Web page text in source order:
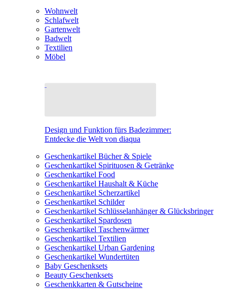
Wohnwelt
Schlafwelt
Gartenwelt
Badwelt
Textilien
Möbel
Design und Funktion fürs Badezimmer:
Entdecke die Welt von diaqua
Geschenkartikel Bücher & Spiele
Geschenkartikel Spirituosen & Getränke
Geschenkartikel Food
Geschenkartikel Haushalt & Küche
Geschenkartikel Scherzartikel
Geschenkartikel Schilder
Geschenkartikel Schlüsselanhänger & Glücksbringer
Geschenkartikel Spardosen
Geschenkartikel Taschenwärmer
Geschenkartikel Textilien
Geschenkartikel Urban Gardening
Geschenkartikel Wundertüten
Baby Geschenksets
Beauty Geschenksets
Geschenkkarten & Gutscheine